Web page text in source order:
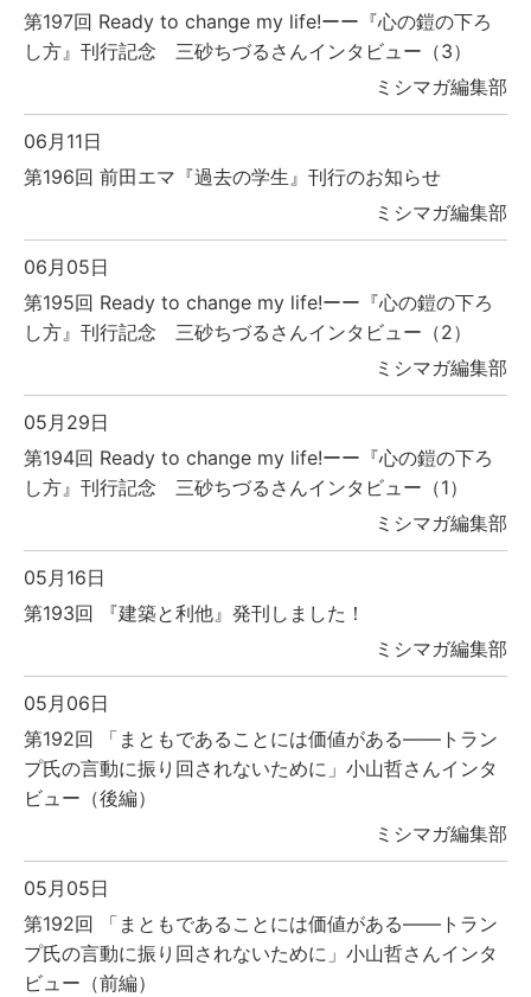
第197回 Ready to change my life!ーー『心の鎧の下ろ
し方』刊行記念 三砂ちづるさんインタビュー（3）
ミシマガ編集部
06月11日
第196回 前田エマ『過去の学生』刊行のお知らせ
ミシマガ編集部
06月05日
第195回 Ready to change my life!ーー『心の鎧の下ろ
し方』刊行記念 三砂ちづるさんインタビュー（2）
ミシマガ編集部
05月29日
第194回 Ready to change my life!ーー『心の鎧の下ろ
し方』刊行記念 三砂ちづるさんインタビュー（1）
ミシマガ編集部
05月16日
第193回 『建築と利他』発刊しました！
ミシマガ編集部
05月06日
第192回 「まともであることには価値がある――トラン
プ氏の言動に振り回されないために」小山哲さんインタ
ビュー（後編）
ミシマガ編集部
05月05日
第192回 「まともであることには価値がある――トラン
プ氏の言動に振り回されないために」小山哲さんインタ
ビュー（前編）